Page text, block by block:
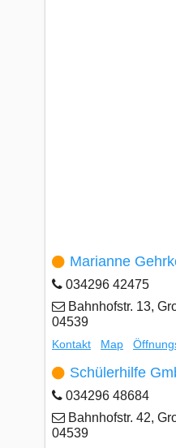
Marianne
034296 42475
Bahnhofstr. 13,
04539
Kontakt Map
Schülerhilfe
034296 48684
Bahnhofstr. 42,
04539